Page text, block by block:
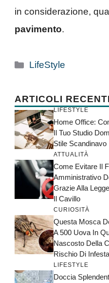
in considerazione,
pavimento.
Categorie
LifeStyle
ARTICOLI RECENTI
LIFESTYLE
Home Office:
Il Tuo Studio
Stile Scandinavo
ATTUALITÀ
Come Evitare Il
Amministrativo
Grazie Alla
Il Cavillo
CURIOSITÀ
Questa Mosca
A 500 Uova In
Nascosto Della
Rischio Di
LIFESTYLE
Doccia